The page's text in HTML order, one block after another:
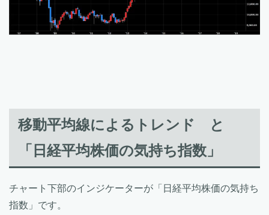
移動平均線によるトレンド と
「日経平均株価の気持ち指数」
チャート下部のインジケーターが「日経平均株価の気持ち
指数」です。